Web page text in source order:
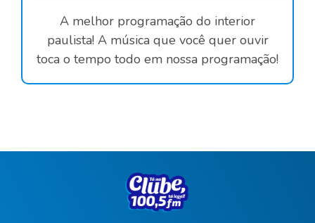
A melhor programação do interior
paulista! A música que você quer ouvir
toca o tempo todo em nossa programação!